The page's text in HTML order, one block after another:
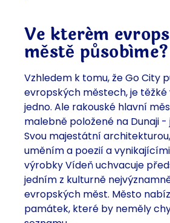
Ve kterém
městě působíme?
Vzhledem k tomu, že Go City
evropských městech, je
jedno. Ale rakouské hlavní
malebně položené na Dunaji -
Svou majestátní
uměním a poezií a
výrobky Vídeň uchvacuje
jedním z kulturně
evropských měst. Město
památek, které by neměly